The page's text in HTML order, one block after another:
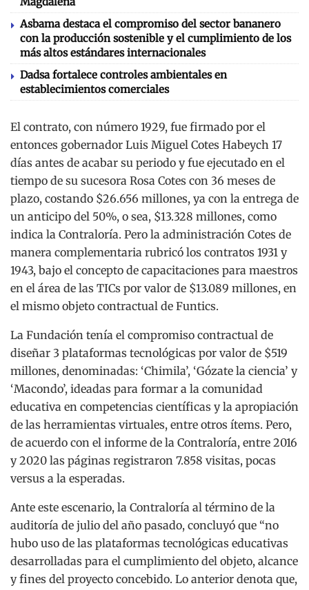
Asbama destaca el compromiso del sector bananero
con la producción sostenible y el cumplimiento de los
más altos estándares internacionales
Dadsa fortalece controles ambientales en
establecimientos comerciales
El contrato, con número 1929, fue firmado por el
entonces gobernador Luis Miguel Cotes Habeych 17
días antes de acabar su periodo y fue ejecutado en el
tiempo de su sucesora Rosa Cotes con 36 meses de
plazo, costando $26.656 millones, ya con la entrega de
un anticipo del 50%, o sea, $13.328 millones, como
indica la Contraloría. Pero la administración Cotes de
manera complementaria rubricó los contratos 1931 y
1943, bajo el concepto de capacitaciones para maestros
en el área de las TICs por valor de $13.089 millones, en
el mismo objeto contractual de Funtics.
La Fundación tenía el compromiso contractual de
diseñar 3 plataformas tecnológicas por valor de $519
millones, denominadas: ‘Chimila’, ‘Gózate la ciencia’ y
‘Macondo’, ideadas para formar a la comunidad
educativa en competencias científicas y la apropiación
de las herramientas virtuales, entre otros ítems. Pero,
de acuerdo con el informe de la Contraloría, entre 2016
y 2020 las páginas registraron 7.858 visitas, pocas
versus a la esperadas.
Ante este escenario, la Contraloría al término de la
auditoría de julio del año pasado, concluyó que “no
hubo uso de las plataformas tecnológicas educativas
desarrolladas para el cumplimiento del objeto, alcance
y fines del proyecto concebido. Lo anterior denota que,